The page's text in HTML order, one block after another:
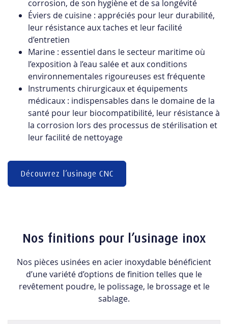
corrosion, de son hygiène et de sa longévité
Éviers de cuisine : appréciés pour leur durabilité,
leur résistance aux taches et leur facilité
d’entretien
Marine : essentiel dans le secteur maritime où
l’exposition à l’eau salée et aux conditions
environnementales rigoureuses est fréquente
Instruments chirurgicaux et équipements
médicaux : indispensables dans le domaine de la
santé pour leur biocompatibilité, leur résistance à
la corrosion lors des processus de stérilisation et
leur facilité de nettoyage
Découvrez l’usinage CNC
Nos finitions pour l’usinage inox
Nos pièces usinées en acier inoxydable bénéficient
d’une variété d’options de finition telles que le
revêtement poudre, le polissage, le brossage et le
sablage.